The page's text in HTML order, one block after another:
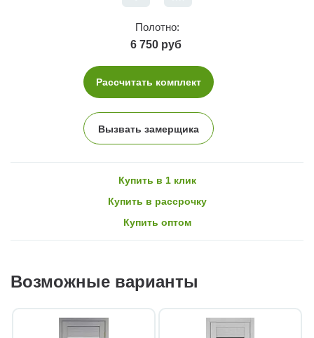
Полотно:
6 750 руб
Рассчитать комплект
Вызвать замерщика
Купить в 1 клик
Купить в рассрочку
Купить оптом
Возможные варианты